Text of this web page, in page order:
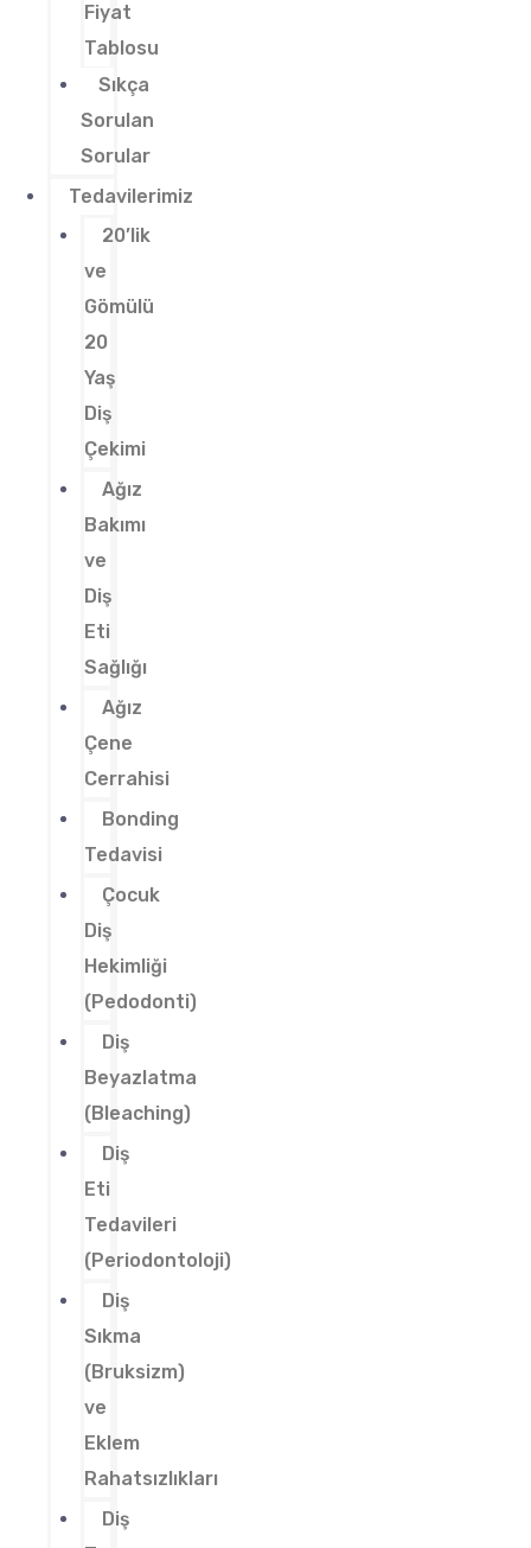
Fiyat
Tablosu
Sıkça
Sorulan
Sorular
Tedavilerimiz
20’lik
ve
Gömülü
20
Yaş
Diş
Çekimi
Ağız
Bakımı
ve
Diş
Eti
Sağlığı
Ağız
Çene
Cerrahisi
Bonding
Tedavisi
Çocuk
Diş
Hekimliği
(Pedodonti)
Diş
Beyazlatma
(Bleaching)
Diş
Eti
Tedavileri
(Periodontoloji)
Diş
Sıkma
(Bruksizm)
ve
Eklem
Rahatsızlıkları
Diş